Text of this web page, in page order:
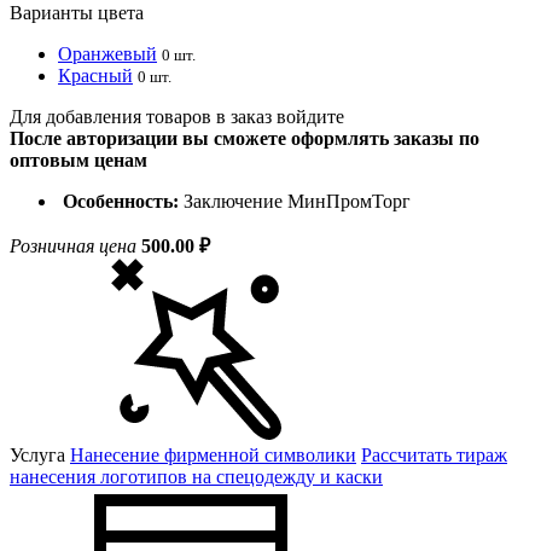
Варианты цвета
Оранжевый 0 шт.
Красный 0 шт.
Для добавления товаров в заказ войдите
После авторизации вы сможете оформлять заказы по
оптовым ценам
Особенность: Заключение МинПромТорг
Розничная цена 500.00 ₽
Услуга Нанесение фирменной символики Рассчитать тираж
нанесения логотипов на спецодежду и каски